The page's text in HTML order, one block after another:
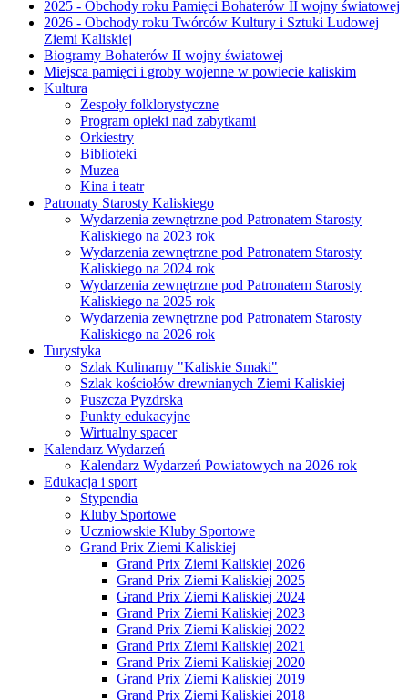
2025 - Obchody roku Pamięci Bohaterów II wojny światowej
2026 - Obchody roku Twórców Kultury i Sztuki Ludowej
Ziemi Kaliskiej
Biogramy Bohaterów II wojny światowej
Miejsca pamięci i groby wojenne w powiecie kaliskim
Kultura
Zespoły folklorystyczne
Program opieki nad zabytkami
Orkiestry
Biblioteki
Muzea
Kina i teatr
Patronaty Starosty Kaliskiego
Wydarzenia zewnętrzne pod Patronatem Starosty
Kaliskiego na 2023 rok
Wydarzenia zewnętrzne pod Patronatem Starosty
Kaliskiego na 2024 rok
Wydarzenia zewnętrzne pod Patronatem Starosty
Kaliskiego na 2025 rok
Wydarzenia zewnętrzne pod Patronatem Starosty
Kaliskiego na 2026 rok
Turystyka
Szlak Kulinarny "Kaliskie Smaki"
Szlak kościołów drewnianych Ziemi Kaliskiej
Puszcza Pyzdrska
Punkty edukacyjne
Wirtualny spacer
Kalendarz Wydarzeń
Kalendarz Wydarzeń Powiatowych na 2026 rok
Edukacja i sport
Stypendia
Kluby Sportowe
Uczniowskie Kluby Sportowe
Grand Prix Ziemi Kaliskiej
Grand Prix Ziemi Kaliskiej 2026
Grand Prix Ziemi Kaliskiej 2025
Grand Prix Ziemi Kaliskiej 2024
Grand Prix Ziemi Kaliskiej 2023
Grand Prix Ziemi Kaliskiej 2022
Grand Prix Ziemi Kaliskiej 2021
Grand Prix Ziemi Kaliskiej 2020
Grand Prix Ziemi Kaliskiej 2019
Grand Prix Ziemi Kaliskiej 2018